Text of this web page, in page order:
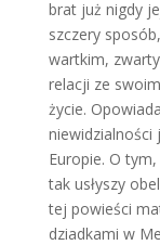
brat już nigdy
szczery
wartkim,
relacji ze
życie.
niewidzialności
Europie. O
tak usłyszy
tej powieści
dziadkami w